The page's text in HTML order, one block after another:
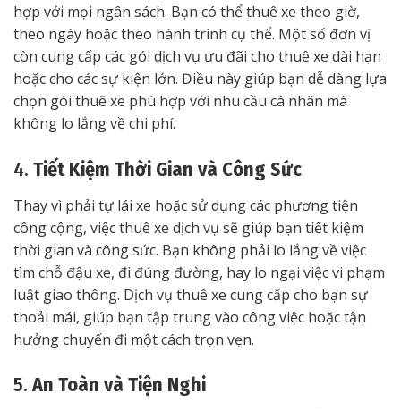
hợp với mọi ngân sách. Bạn có thể thuê xe theo giờ,
theo ngày hoặc theo hành trình cụ thể. Một số đơn vị
còn cung cấp các gói dịch vụ ưu đãi cho thuê xe dài hạn
hoặc cho các sự kiện lớn. Điều này giúp bạn dễ dàng lựa
chọn gói thuê xe phù hợp với nhu cầu cá nhân mà
không lo lắng về chi phí.
4. Tiết Kiệm Thời Gian và Công Sức
Thay vì phải tự lái xe hoặc sử dụng các phương tiện
công cộng, việc thuê xe dịch vụ sẽ giúp bạn tiết kiệm
thời gian và công sức. Bạn không phải lo lắng về việc
tìm chỗ đậu xe, đi đúng đường, hay lo ngại việc vi phạm
luật giao thông. Dịch vụ thuê xe cung cấp cho bạn sự
thoải mái, giúp bạn tập trung vào công việc hoặc tận
hưởng chuyến đi một cách trọn vẹn.
5. An Toàn và Tiện Nghi